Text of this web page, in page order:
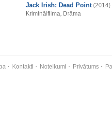
Jack Irish: Dead Point (2014)
Kriminālfilma, Drāma
Kontakti Noteikumi Privātums